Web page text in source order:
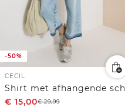
-50%
CECIL
€ 15,00€29,99